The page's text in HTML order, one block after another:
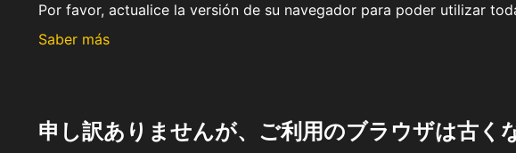
Por favor, actualice la versión de su navegador para poder utilizar
Saber más
申し訳ありませんが、ご利用のブラウザは古く